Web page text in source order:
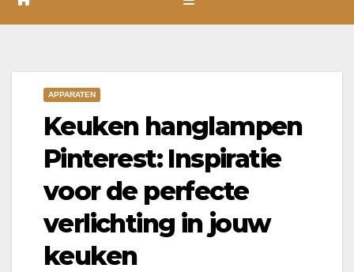
APPARATEN
Keuken hanglampen
Pinterest: Inspiratie
voor de perfecte
verlichting in jouw
keuken